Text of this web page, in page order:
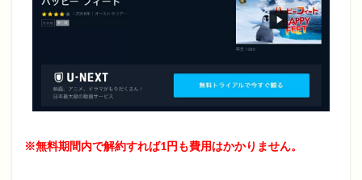
※無料期間内で解約すれば1円も費用はかかりません。